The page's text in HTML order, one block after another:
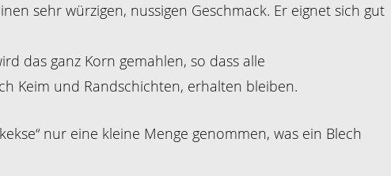
sehr würzigen, nussigen Geschmack. Er eignet sich gut
das ganz Korn gemahlen, so dass alle
Keim und Randschichten, erhalten bleiben.
nur eine kleine Menge genommen, was ein Blech